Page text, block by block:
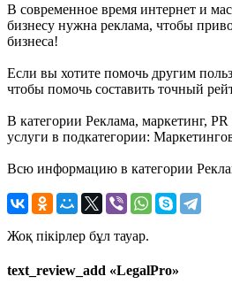
В современное время интернет и
бизнесу нужна реклама, чтобы
бизнеса!
Если вы хотите помочь другим
чтобы помочь составить точный
В категории Реклама, маркетинг,
услуги в подкатегории:
Всю информацию в категории
Жоқ пікірлер бұл тауар.
text_review_add «LegalPro»